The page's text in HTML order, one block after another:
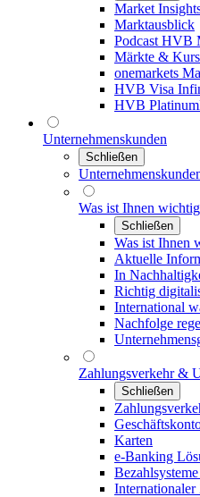
Market
Marktausblick
Podcast HVB
Märkte &
onemarkets
HVB Visa
HVB
Unternehmenskunden
Schließen
Was ist Ihnen
Schließen
Was ist Ihnen
Aktuelle
In
Richtig
International
Nachfolge
Zahlungsverkehr &
Schließen
Karten
e-Banking